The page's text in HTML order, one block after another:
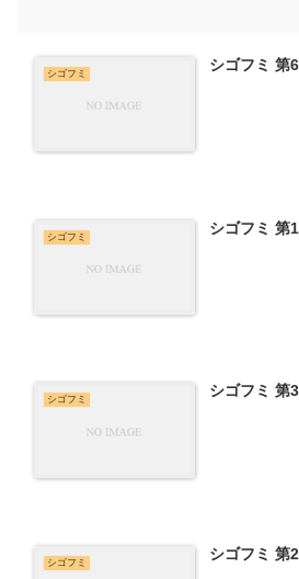
シゴフミ シゴフミ 第
シゴフミ シゴフミ 第
シゴフミ シゴフミ 第
シゴフミ シゴフミ 第